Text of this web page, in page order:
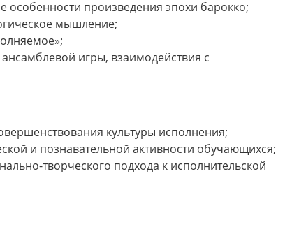
произведения эпохи барокко;
мышление;
игры, взаимодействия с
культуры исполнения;
и познавательной активности обучающихся;
творческого подхода к исполнительской